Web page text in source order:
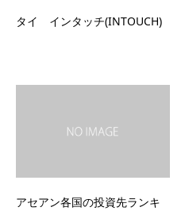
タイ インタッチ(INTOUCH)
アセアン各国の投資先ランキ